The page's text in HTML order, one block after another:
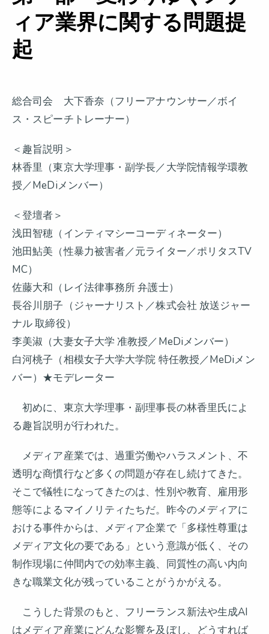
ィア業界に関する問題提
起
総合司会 大下香奈（フリーアナウンサー／ボイ
ス・スピーチトレーナー）
＜趣旨説明＞
林香里（東京大学理事・副学長／大学院情報学環教
授／MeDiメンバー）
＜登壇者＞
浅田智穂（インティマシーコーディネーター）
池田鮎美（性暴力被害者／元ライター／ポリタスTV
MC）
佐藤大和（レイ法律事務所 弁護士）
長谷川朋子（ジャーナリスト／株式会社 放送ジャー
ナル 取締役）
李美淑（大妻女子大学 准教授／MeDiメンバー）
白河桃子（相模女子大学大学院 特任教授／MeDiメン
バー）★モデレーター
初めに、東京大学理事・副理事長の林香里氏によ
る趣旨説明が行われた。
メディア産業では、過重労働やハラスメント、不
透明な商慣行など多くの問題が存在し続けてきた。
そこで犠牲になってきたのは、性別や教育、雇用形
態等によるマイノリティたちだ。昨今のメディアに
おける事件からは、メディア企業で「多様性尊重は
メディア文化の要である」という意識が低く、その
制作現場に仲間内での効率主義、同質性の高い内向
きな職業文化が残っていることがうかがえる。
こうした背景のもと、フリーランス新法や生成AI
はメディア産業にどんな影響を及ぼし、どうすれば